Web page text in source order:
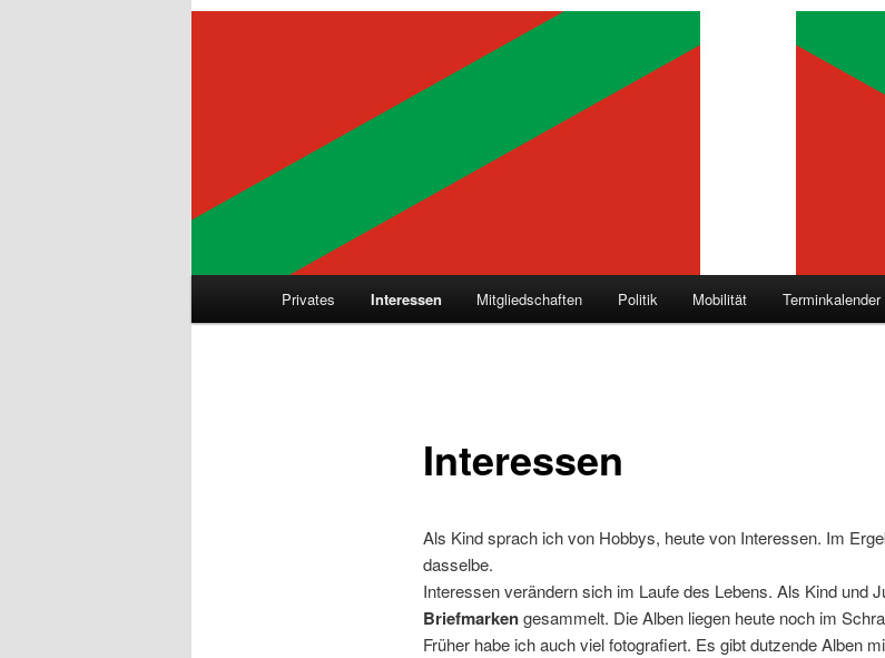
Privates Interessen Mitgliedschaften Politik Mobilität Terminkalender
Interessen
Als Kind sprach ich von Hobbys, heute von Interessen. Im
dasselbe.
Interessen verändern sich im Laufe des Lebens. Als Kind und
Briefmarkengesammelt. Die Alben liegen heute noch im
Früher habe ich auch viel fotografiert. Es gibt dutzende Alben